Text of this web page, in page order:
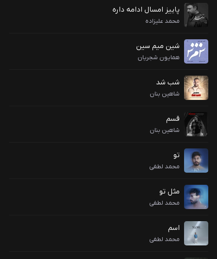
پاییز امسال ادامه داره
محمد علیزاده
شین میم سین
همایون شجریان
شب شد
شاهین بنان
قسم
شاهین بنان
تو
محمد لطفی
مثل تو
محمد لطفی
اسم
محمد لطفی